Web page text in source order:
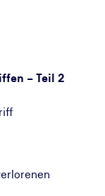
– Teil 2